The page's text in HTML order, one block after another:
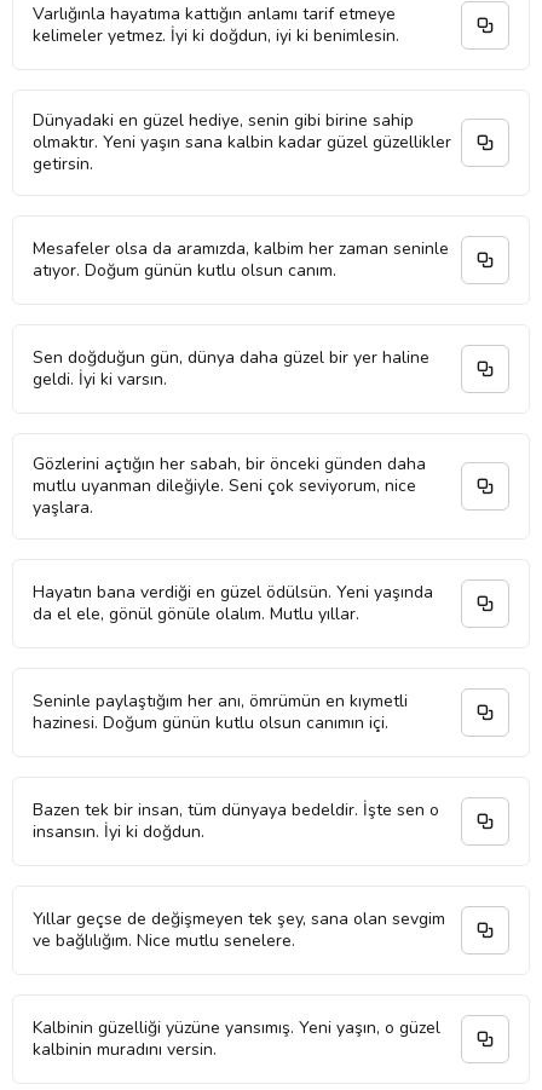
Varlığınla hayatıma kattığın anlamı tarif etmeye
kelimeler yetmez. İyi ki doğdun, iyi ki benimlesin.
Dünyadaki en güzel hediye, senin gibi birine sahip
olmaktır. Yeni yaşın sana kalbin kadar güzel güzellikler
getirsin.
Mesafeler olsa da aramızda, kalbim her zaman seninle
atıyor. Doğum günün kutlu olsun canım.
Sen doğduğun gün, dünya daha güzel bir yer haline
geldi. İyi ki varsın.
Gözlerini açtığın her sabah, bir önceki günden daha
mutlu uyanman dileğiyle. Seni çok seviyorum, nice
yaşlara.
Hayatın bana verdiği en güzel ödülsün. Yeni yaşında
da el ele, gönül gönüle olalım. Mutlu yıllar.
Seninle paylaştığım her anı, ömrümün en kıymetli
hazinesi. Doğum günün kutlu olsun canımın içi.
Bazen tek bir insan, tüm dünyaya bedeldir. İşte sen o
insansın. İyi ki doğdun.
Yıllar geçse de değişmeyen tek şey, sana olan sevgim
ve bağlılığım. Nice mutlu senelere.
Kalbinin güzelliği yüzüne yansımış. Yeni yaşın, o güzel
kalbinin muradını versin.